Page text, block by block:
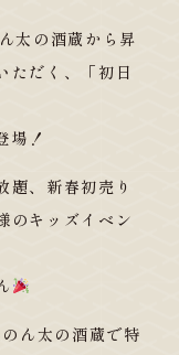
太の酒蔵から昇
ただく、「初日
場！
題、新春初売り
のキッズイベン
ん太の酒蔵で特